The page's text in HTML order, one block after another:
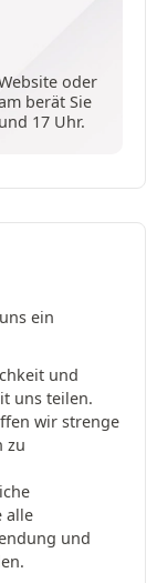
oder
berät Sie
17 Uhr.
ein
und
uns teilen.
wir strenge
zu
alle
und